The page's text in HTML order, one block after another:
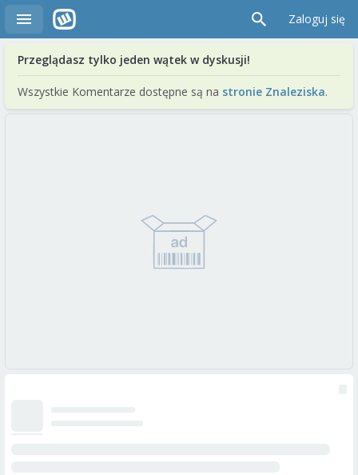
Zaloguj się
Przeglądasz tylko jeden wątek w dyskusji!
Wszystkie Komentarze dostępne są na stronie Znaleziska.